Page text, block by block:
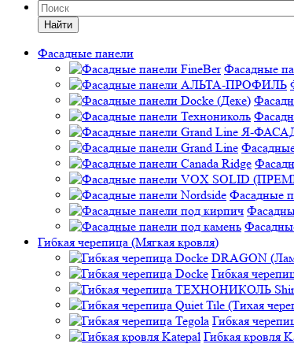
Найти
Фасадные панели
Фасадные
Фасадные
Гибкая черепица (Мягкая кровля)
Гибкая
Гибкая
Гибкая кровля